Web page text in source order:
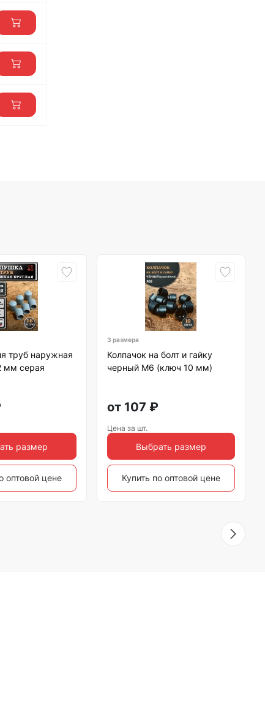
труб наружная
мм серая
размер
оптовой цене
3 размера
Колпачок на болт и гайку
черный M6 (ключ 10 мм)
от 107 ₽
Цена за шт.
Выбрать размер
Купить по оптовой цене